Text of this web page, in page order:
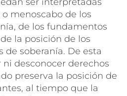
menoscabo de los
de los fundamentos
la posición de los
de soberanía. De esta
desconocer derechos
preserva la posición de
al tiempo que la